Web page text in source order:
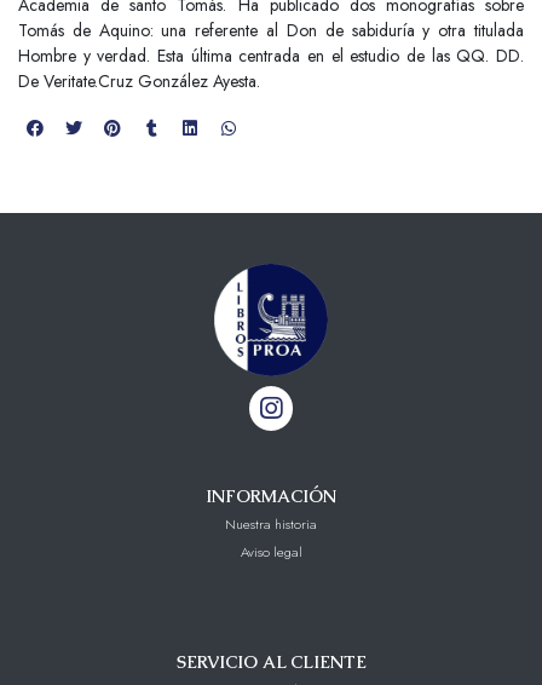
Tomás de Aquino: una referente al Don de sabiduría y otra titulada
Hombre y verdad. Esta última centrada en el estudio de las QQ. DD.
De Veritate.Cruz González Ayesta.
INFORMACIÓN
Nuestra historia
Aviso legal
SERVICIO AL CLIENTE